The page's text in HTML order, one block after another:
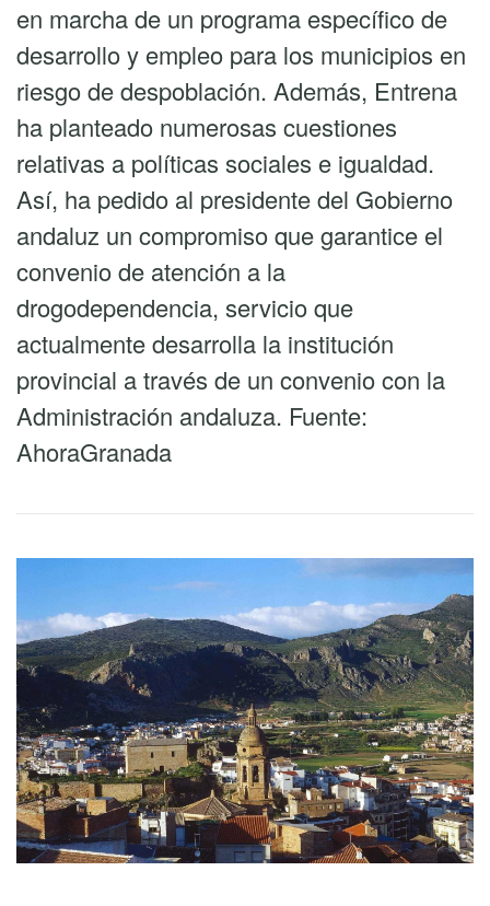
en marcha de un programa específico de
desarrollo y empleo para los municipios en
riesgo de despoblación. Además, Entrena
ha planteado numerosas cuestiones
relativas a políticas sociales e igualdad.
Así, ha pedido al presidente del Gobierno
andaluz un compromiso que garantice el
convenio de atención a la
drogodependencia, servicio que
actualmente desarrolla la institución
provincial a través de un convenio con la
Administración andaluza. Fuente:
AhoraGranada